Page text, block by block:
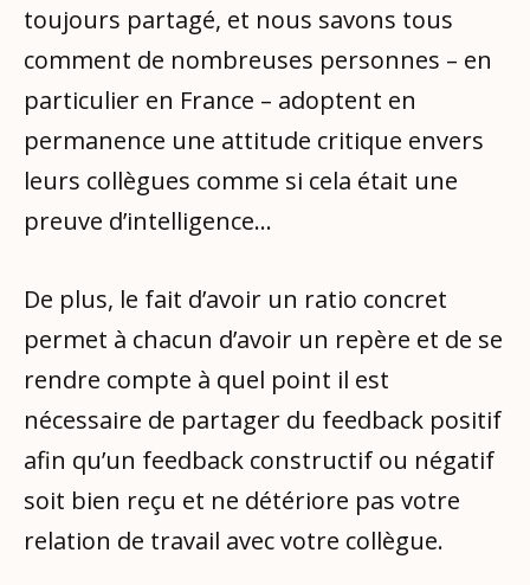
toujours partagé, et nous savons tous
comment de nombreuses personnes – en
particulier en France – adoptent en
permanence une attitude critique envers
leurs collègues comme si cela était une
preuve d’intelligence…
De plus, le fait d’avoir un ratio concret
permet à chacun d’avoir un repère et de se
rendre compte à quel point il est
nécessaire de partager du feedback positif
afin qu’un feedback constructif ou négatif
soit bien reçu et ne détériore pas votre
relation de travail avec votre collègue.